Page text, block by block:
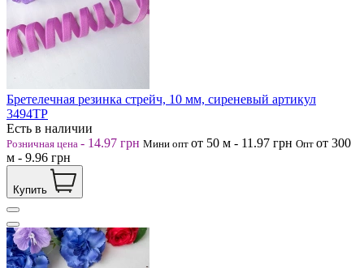
Бретелечная резинка стрейч, 10 мм, сиреневый артикул
3494ТР
Есть в наличии
Розничная цена - 14.97 грн Мини опт от 50 м - 11.97 грн Опт от 300
м - 9.96 грн
Купить